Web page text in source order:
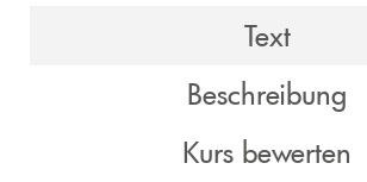
Text
Beschreibung
Kurs bewerten